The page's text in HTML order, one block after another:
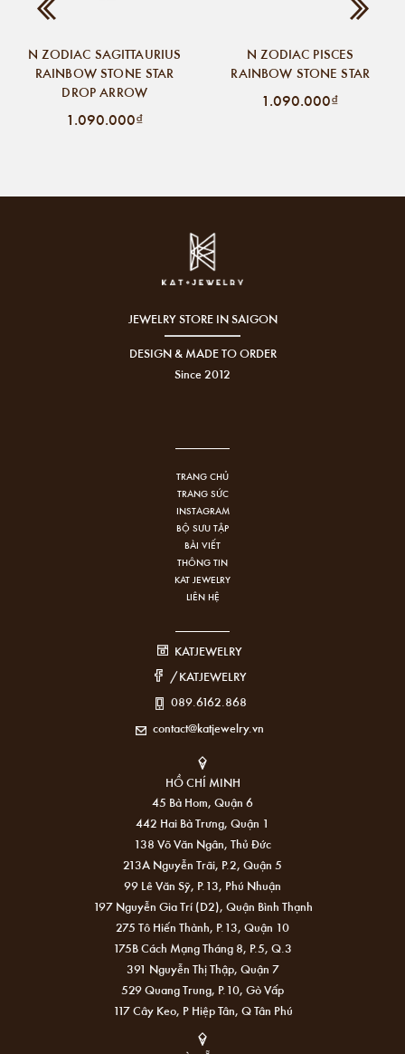
N ZODIAC SAGITTAURIUS
RAINBOW STONE STAR
DROP ARROW
1.090.000₫
N ZODIAC PISCES
RAINBOW STONE STAR
1.090.000₫
JEWELRY STORE IN SAIGON
DESIGN & MADE TO ORDER
Since 2012
TRANG CHỦ
TRANG SỨC
INSTAGRAM
BỘ SƯU TẬP
BÀI VIẾT
THÔNG TIN
KAT JEWELRY
LIÊN HỆ
KATJEWELRY
/KATJEWELRY
089.6162.868
contact@katjewelry.vn
HỒ CHÍ MINH
45 Bà Hom, Quận 6
442 Hai Bà Trưng, Quận 1
138 Võ Văn Ngân, Thủ Đức
213A Nguyễn Trãi, P.2, Quận 5
99 Lê Văn Sỹ, P.13, Phú Nhuận
197 Nguyễn Gia Trí (D2), Quận Bình Thạnh
275 Tô Hiến Thành, P.13, Quận 10
175B Cách Mạng Tháng 8, P.5, Q.3
391 Nguyễn Thị Thập, Quận 7
529 Quang Trung, P.10, Gò Vấp
117 Cây Keo, P Hiệp Tân, Q Tân Phú